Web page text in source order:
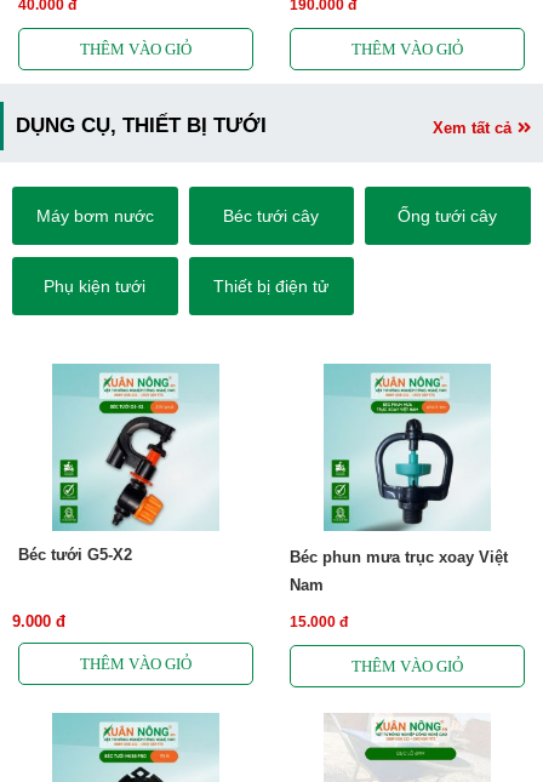
40.000 đ 190.000 đ
DỤNG CỤ, THIẾT BỊ TƯỚI
Máy bơm nước Béc tưới cây Ống tưới cây
Phụ kiện tưới Thiết bị điện tử
Béc tưới G5-X2
9.000 đ
Béc phun mưa trục xoay Việt
Nam
15.000 đ
Xem tất cả